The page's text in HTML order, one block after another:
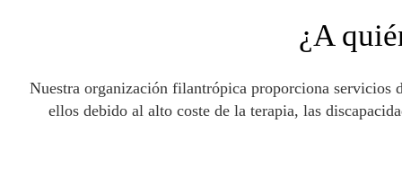
¿A
Nuestra organización filantrópica proporciona servicios
ellos debido al alto coste de la terapia, las